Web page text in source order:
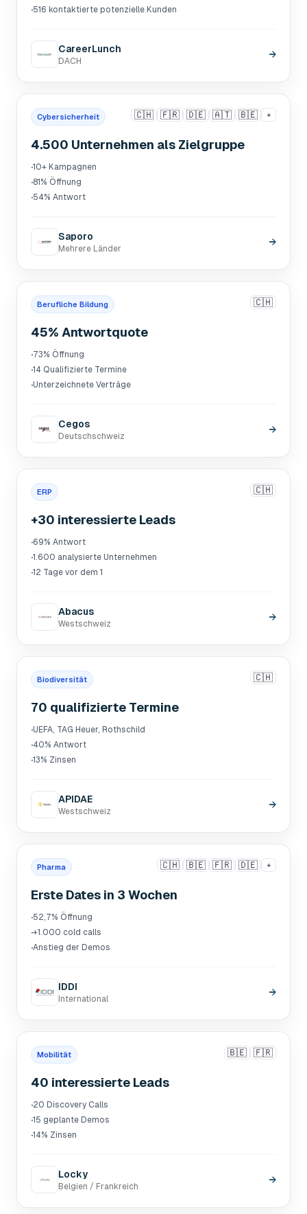
·516 kontaktierte potenzielle Kunden
CareerLunch
DACH
→
Cybersicherheit 🇨🇭 🇫🇷 🇩🇪 🇦🇹 🇧🇪 +
4.500 Unternehmen als Zielgruppe
·10+ Kampagnen
·81% Öffnung
·54% Antwort
Saporo
Mehrere Länder
→
Berufliche Bildung 🇨🇭
45% Antwortquote
·73% Öffnung
·14 Qualifizierte Termine
·Unterzeichnete Verträge
Cegos
Deutschschweiz
→
ERP 🇨🇭
+30 interessierte Leads
·69% Antwort
·1.600 analysierte Unternehmen
·12 Tage vor dem 1
Abacus
Westschweiz
→
Biodiversität 🇨🇭
70 qualifizierte Termine
·UEFA, TAG Heuer, Rothschild
·40% Antwort
·13% Zinsen
APIDAE
Westschweiz
→
Pharma 🇨🇭 🇧🇪 🇫🇷 🇩🇪 +
Erste Dates in 3 Wochen
·52,7% Öffnung
·+1.000 cold calls
·Anstieg der Demos
IDDI
International
→
Mobilität 🇧🇪 🇫🇷
40 interessierte Leads
·20 Discovery Calls
·15 geplante Demos
·14% Zinsen
Locky
Belgien / Frankreich
→